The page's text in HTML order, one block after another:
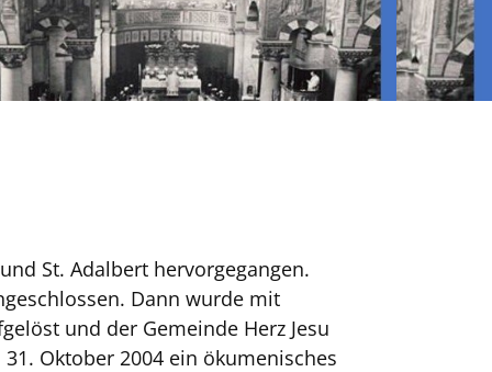
St. Adalbert hervorgegangen.
Dann wurde mit
und der Gemeinde Herz Jesu
Oktober 2004 ein ökumenisches